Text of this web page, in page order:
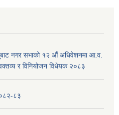
नगर सभाको १२ ‍औं अधिवेशनमा आ.व.
र विनियोजन विधेयक २०८३
८३